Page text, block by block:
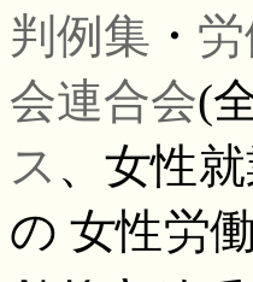
判例集 ・
会連合会(
ス 、女性
の 女性労